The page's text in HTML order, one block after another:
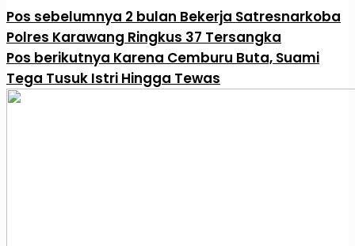
Pos sebelumnya 2 bulan Bekerja Satresnarkoba
Polres Karawang Ringkus 37 Tersangka
Pos berikutnya Karena Cemburu Buta, Suami
Tega Tusuk Istri Hingga Tewas